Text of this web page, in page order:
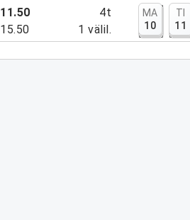
11.50
15.50
4t
1 välil.
MA
10
TI
11